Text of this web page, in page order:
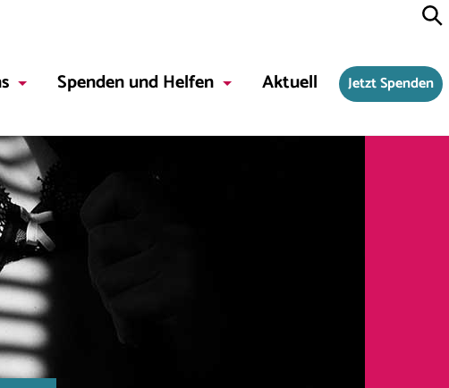
Spenden und Helfen Aktuell Jetzt Spenden